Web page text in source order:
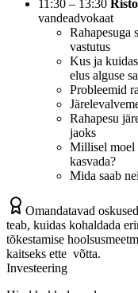
11:30 – 13:30
vandeadvokaat
Rahapesuga
vastutus
Kus ja
elus alguse
Probleemid
Rahapesu
jaoks
Millisel moel
kasvada?
Mida saab
Omandatavad oskused
teab, kuidas kohaldada
tõkestamise
kaitseks ette võtta.
Investeering